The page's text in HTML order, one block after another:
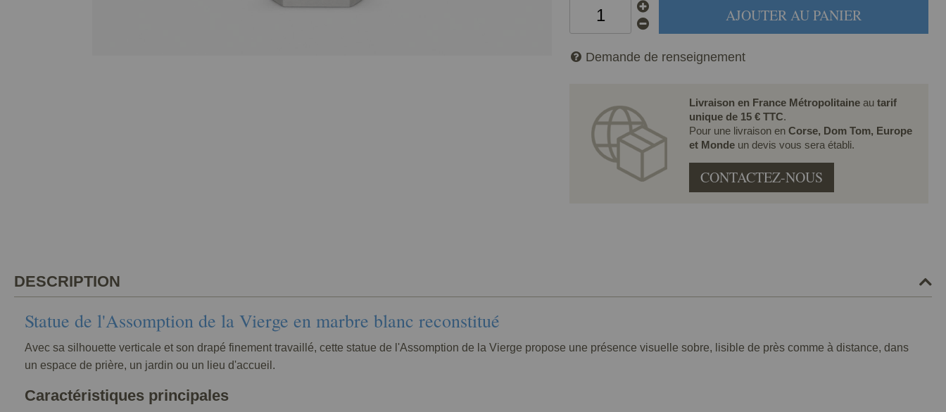
AJOUTER AU PANIER
Demande de renseignement
Livraison en France Métropolitaineau tarif
unique de 15 € TTC.
Pour une livraison en Corse, Dom Tom, Europe
et Monde un devis vous sera établi.
CONTACTEZ-NOUS
DESCRIPTION
Statue de l'Assomption de la Vierge en marbre blanc reconstitué
Avec sa silhouette verticale et son drapé finement travaillé, cette statue de l'Assomption de la Vierge propose une présence visuelle sobre, lisible de près comme à distance, dans
un espace de prière, un jardin ou un lieu d'accueil.
Caractéristiques principales